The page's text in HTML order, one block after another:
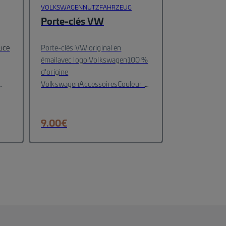
VOLKSWAGENNUTZFAHRZEUG
Porte-clés VW
Porte-clés VW original en
émailavec logo Volkswagen 100 %
d'origine
VolkswagenAccessoiresCouleur :
9.00€